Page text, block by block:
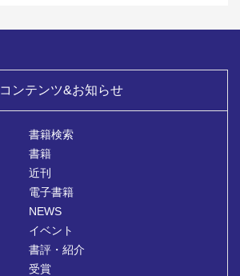
コンテンツ&お知らせ
書籍検索
書籍
近刊
電子書籍
NEWS
イベント
書評・紹介
受賞